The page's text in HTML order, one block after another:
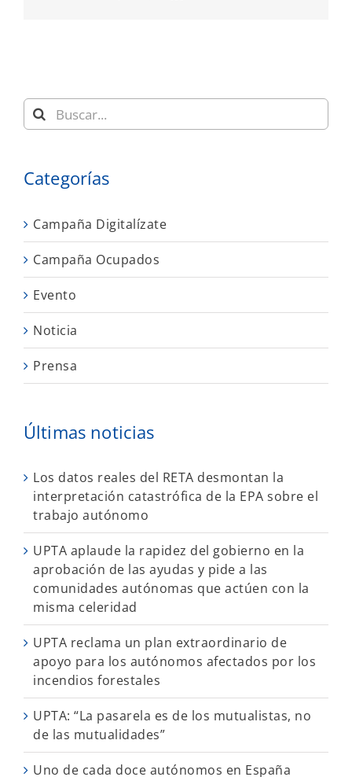
Buscar:
Categorías
Campaña Digitalízate
Campaña Ocupados
Evento
Noticia
Prensa
Últimas noticias
Los datos reales del RETA desmontan la
interpretación catastrófica de la EPA sobre el
trabajo autónomo
UPTA aplaude la rapidez del gobierno en la
aprobación de las ayudas y pide a las
comunidades autónomas que actúen con la
misma celeridad
UPTA reclama un plan extraordinario de
apoyo para los autónomos afectados por los
incendios forestales
UPTA: “La pasarela es de los mutualistas, no
de las mutualidades”
Uno de cada doce autónomos en España